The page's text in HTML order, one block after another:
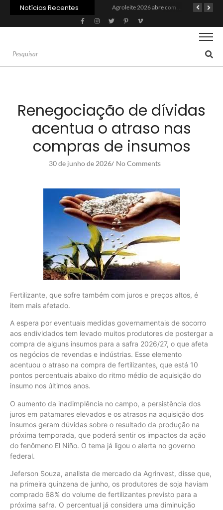
Notícias Recentes Agroleite 2026 abre com anúncio do curso de Medicina Veterinária e R$ 215 milhões em investimentos
Renegociação de dívidas
acentua o atraso nas
compras de insumos
30 de junho de 2026/ No Comments
Fertilizante, que sofre também com juros e preços altos, é
item mais afetado.
A espera por eventuais medidas governamentais de socorro
aos endividados tem levado muitos produtores de postergar a
compra de alguns insumos para a safra 2026/27, o que afeta
os negócios de revendas e indústrias. Esse elemento
acentuou o atraso na compra de fertilizantes, que está 10
pontos percentuais abaixo do ritmo médio de aquisição do
insumo nos últimos anos.
O aumento da inadimplência no campo, a persistência dos
juros em patamares elevados e os atrasos na aquisição dos
insumos geram dúvidas sobre o resultado da produção na
próxima temporada, que poderá sentir os impactos da ação
do fenômeno El Niño. O tema já ligou o alerta no governo
federal.
Jeferson Souza, analista de mercado da Agrinvest, disse que,
na primeira quinzena de junho, os produtores de soja haviam
comprado 68% do volume de fertilizantes previsto para a
próxima safra. O percentual já considera uma diminuição